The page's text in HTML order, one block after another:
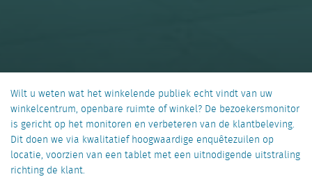
Wilt u weten wat het winkelende publiek echt vindt van uw
winkelcentrum, openbare ruimte of winkel? De bezoekersmonitor
is gericht op het monitoren en verbeteren van de klantbeleving.
Dit doen we via kwalitatief hoogwaardige enquêtezuilen op
locatie, voorzien van een tablet met een uitnodigende uitstraling
richting de klant.